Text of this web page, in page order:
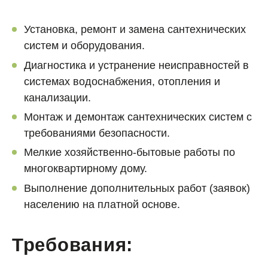
Установка, ремонт и замена сантехнических
систем и оборудования.
Диагностика и устранение неисправностей в
системах водоснабжения, отопления и
канализации.
Монтаж и демонтаж сантехнических систем с
требованиями безопасности.
Мелкие хозяйственно-бытовые работы по
многоквартирному дому.
Выполнение дополнительных работ (заявок)
населению на платной основе.
Требования: